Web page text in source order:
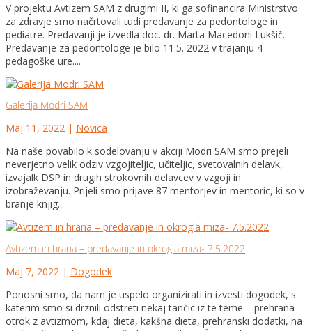
V projektu Avtizem SAM z drugimi II, ki ga sofinancira Ministrstvo
za zdravje smo načrtovali tudi predavanje za pedontologe in
pediatre. Predavanji je izvedla doc. dr. Marta Macedoni Lukšič.
Predavanje za pedontologe je bilo 11.5. 2022 v trajanju 4
pedagoške ure....
Galerija Modri SAM
Maj 11, 2022 | Novica
Na naše povabilo k sodelovanju v akciji Modri SAM smo prejeli
neverjetno velik odziv vzgojiteljic, učiteljic, svetovalnih delavk,
izvajalk DSP in drugih strokovnih delavcev v vzgoji in
izobraževanju. Prijeli smo prijave 87 mentorjev in mentoric, ki so v
branje knjig...
Avtizem in hrana – predavanje in okrogla miza- 7.5.2022
Maj 7, 2022 | Dogodek
Ponosni smo, da nam je uspelo organizirati in izvesti dogodek, s
katerim smo si drznili odstreti nekaj tančic iz te teme – prehrana
otrok z avtizmom, kdaj dieta, kakšna dieta, prehranski dodatki, na